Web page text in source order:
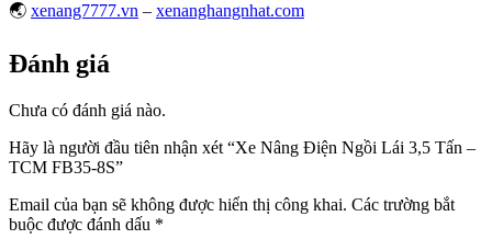
🌏 xenang7777.vn – xenanghangnhat.com
Đánh giá
Chưa có đánh giá nào.
Hãy là người đầu tiên nhận xét “Xe Nâng Điện Ngồi Lái 3,5 Tấn –
TCM FB35-8S”
Email của bạn sẽ không được hiển thị công khai. Các trường bắt
buộc được đánh dấu *